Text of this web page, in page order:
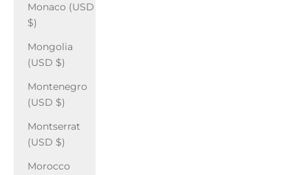
Monaco (USD
$)
Mongolia
(USD $)
Montenegro
(USD $)
Montserrat
(USD $)
Morocco